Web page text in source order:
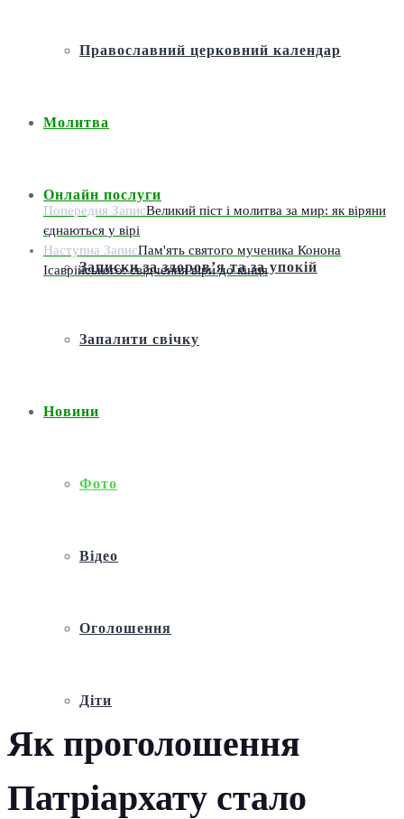
Православний церковний календар
Молитва
Онлайн послуги
Записки за здоров’я та за упокій
Запалити свічку
Новини
Фото
Відео
Оголошення
Діти
Як проголошення
Патріархату стало
Попередня ЗаписВеликий піст і молитва за мир: як віряни
єднаються у вірі
Наступна ЗаписПам'ять святого мученика Конона
Ісаврійського: свідчення віри до кінця